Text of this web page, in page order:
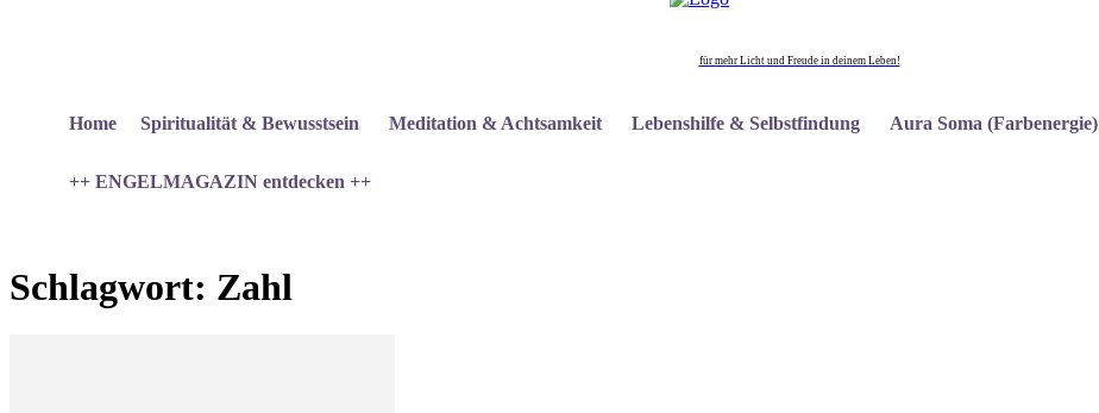
für mehr Licht und Freude in deinem Leben!
Home Spiritualität & Bewusstsein Meditation & Achtsamkeit Lebenshilfe & Selbstfindung Aura Soma (Farbenergie)
++ ENGELMAGAZIN entdecken ++
Schlagwort: Zahl